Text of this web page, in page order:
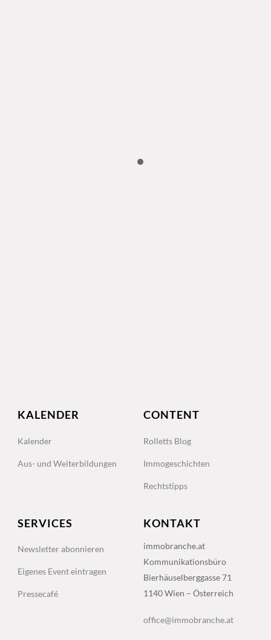
KALENDER
Kalender
Aus- und Weiterbildungen
CONTENT
Rolletts Blog
Immogeschichten
Rechtstipps
SERVICES
Newsletter abonnieren
Eigenes Event eintragen
Pressecafé
KONTAKT
immobranche.at
Kommunikationsbüro
Bierhäuselberggasse 71
1140 Wien – Österreich
office@immobranche.at